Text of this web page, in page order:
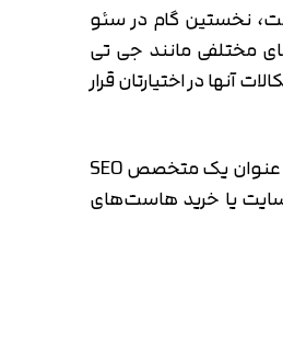
نخستین گام در سئو
مختلفی مانند جی تی
در اختیارتان قرار
البته، برای رفع بسیاری از خطاهایی که در این سایت‌ها می‌بینید، به یک تیم توسعه‌دهنده یا افراد برنامه‌نویس نیاز خواهید داشت. با این حال، به عنوان یک متخصص SEO
یا خرید هاست‌های